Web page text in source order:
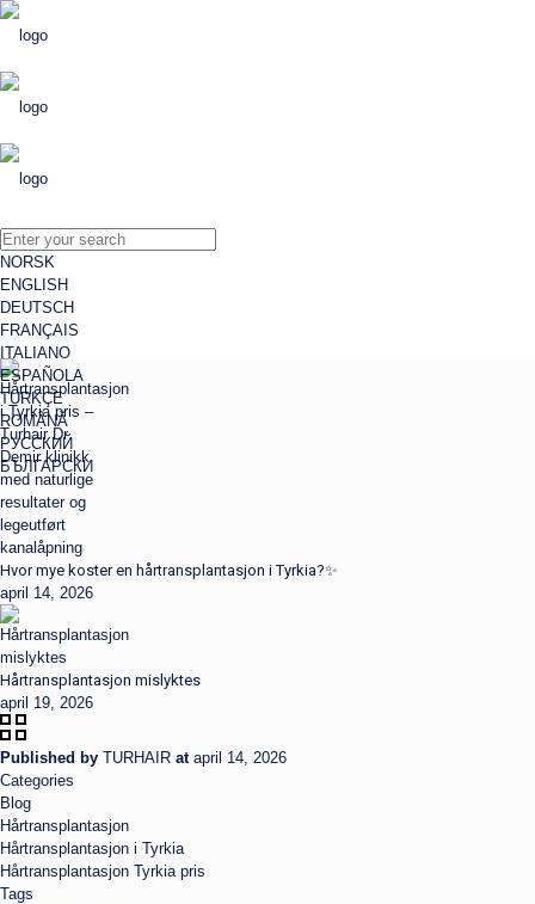
NORSK
ENGLISH
DEUTSCH
FRANÇAIS
ITALIANO
ESPAÑOLA
TÜRKÇE
ROMÂNĂ
РУССКИЙ
БЪЛГАРСКИ
Hvor mye koster en hårtransplantasjon i Tyrkia?✨
april 14, 2026
Hårtransplantasjon mislyktes
april 19, 2026
Published by TURHAIR at april 14, 2026
Categories
Blog
Hårtransplantasjon
Hårtransplantasjon i Tyrkia
Hårtransplantasjon Tyrkia pris
Tags